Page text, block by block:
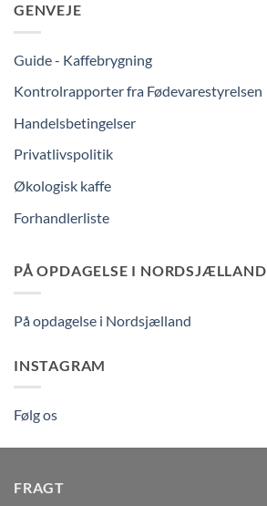
GENVEJE
Guide - Kaffebrygning
Kontrolrapporter fra Fødevarestyrelsen
Handelsbetingelser
Privatlivspolitik
Økologisk kaffe
Forhandlerliste
PÅ OPDAGELSE I NORDSJÆLLAND
På opdagelse i Nordsjælland
INSTAGRAM
Følg os
FRAGT